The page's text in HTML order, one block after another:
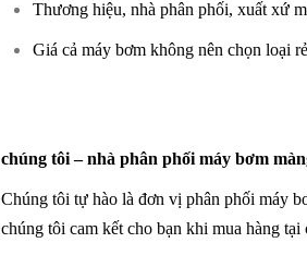
Thương hiệu, nhà phân phối, xuất xứ
Giá cả máy bơm không nên chọn loại
chúng tôi – nhà phân phối máy bơm
Chúng tôi tự hào là đơn vị phân phối máy
chúng tôi cam kết cho bạn khi mua hàng tại